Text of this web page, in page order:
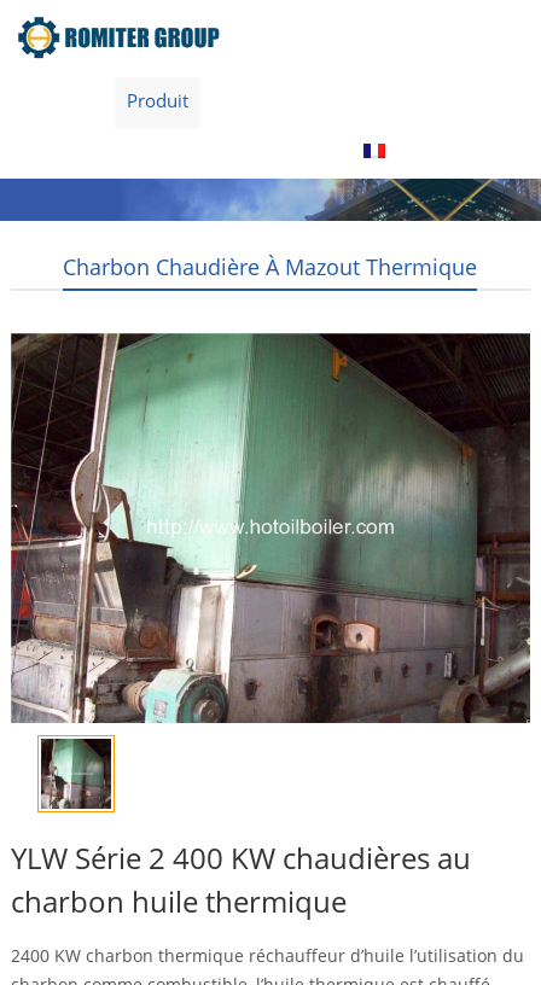
Produit
Charbon Chaudière À Mazout Thermique
YLW Série 2 400 KW chaudières au
charbon huile thermique
2400 KW charbon thermique réchauffeur d’huile l’utilisation du